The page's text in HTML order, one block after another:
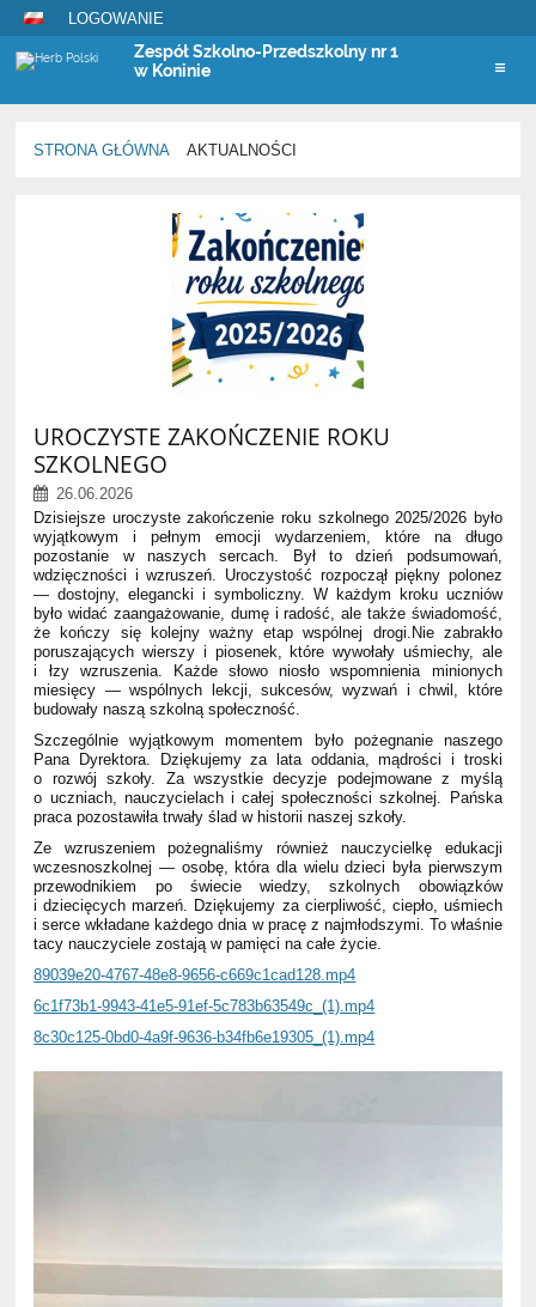
LOGOWANIE
Zespół Szkolno-Przedszkolny nr 1
w Koninie
STRONA GŁÓWNA AKTUALNOŚCI
UROCZYSTE ZAKOŃCZENIE ROKU
SZKOLNEGO
26.06.2026
Dzisiejsze uroczyste zakończenie roku szkolnego 2025/2026 było
wyjątkowym i pełnym emocji wydarzeniem, które na długo
pozostanie w naszych sercach. Był to dzień podsumowań,
wdzięczności i wzruszeń. Uroczystość rozpoczął piękny polonez
— dostojny, elegancki i symboliczny. W każdym kroku uczniów
było widać zaangażowanie, dumę i radość, ale także świadomość,
że kończy się kolejny ważny etap wspólnej drogi. Nie zabrakło
poruszających wierszy i piosenek, które wywołały uśmiechy, ale
i łzy wzruszenia. Każde słowo niosło wspomnienia minionych
miesięcy — wspólnych lekcji, sukcesów, wyzwań i chwil, które
budowały naszą szkolną społeczność.
Szczególnie wyjątkowym momentem było pożegnanie naszego
Pana Dyrektora. Dziękujemy za lata oddania, mądrości i troski
o rozwój szkoły. Za wszystkie decyzje podejmowane z myślą
o uczniach, nauczycielach i całej społeczności szkolnej. Pańska
praca pozostawiła trwały ślad w historii naszej szkoły.
Ze wzruszeniem pożegnaliśmy również nauczycielkę edukacji
wczesnoszkolnej — osobę, która dla wielu dzieci była pierwszym
przewodnikiem po świecie wiedzy, szkolnych obowiązków
i dziecięcych marzeń. Dziękujemy za cierpliwość, ciepło, uśmiech
i serce wkładane każdego dnia w pracę z najmłodszymi. To właśnie
tacy nauczyciele zostają w pamięci na całe życie.
89039e20-4767-48e8-9656-c669c1cad128.mp4
6c1f73b1-9943-41e5-91ef-5c783b63549c_(1).mp4
8c30c125-0bd0-4a9f-9636-b34fb6e19305_(1).mp4